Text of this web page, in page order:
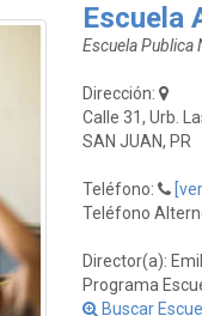
Escuela
Escuela Publica
Dirección:
Calle 31, Urb.
SAN JUAN, PR
Teléfono:
Teléfono
Director(a):
Programa
Buscar